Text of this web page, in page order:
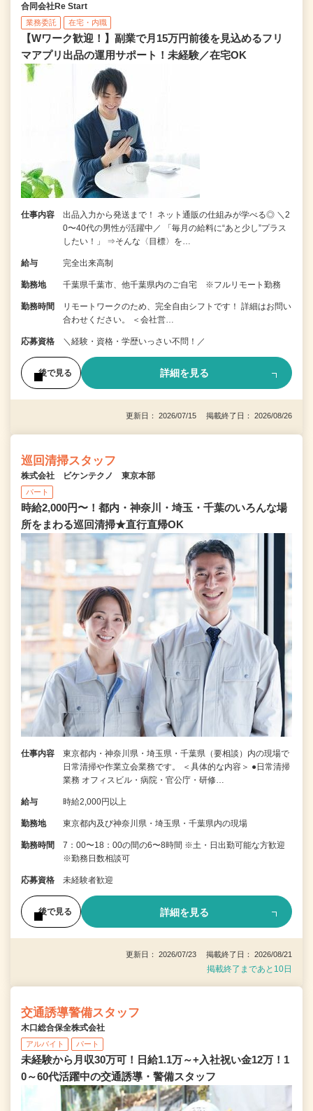
合同会社Re Start
業務委託 在宅・内職
【Wワーク歓迎！】副業で月15万円前後を見込めるフリ
マアプリ出品の運用サポート！未経験／在宅OK
仕事内容
出品入力から発送まで！ ネット通販の仕組みが学べる◎ ＼2
0〜40代の男性が活躍中／ 「毎月の給料に“あと少し”プラス
したい！」 ⇒そんな〈目標〉を…
給与 完全出来高制
勤務地 千葉県千葉市、他千葉県内のご自宅 ※フルリモート勤務
勤務時間
リモートワークのため、完全自由シフトです！ 詳細はお問い
合わせください。 ＜会社営…
応募資格 ＼経験・資格・学歴いっさい不問！／
後で見る 詳細を見る
更新日： 2026/07/15 掲載終了日： 2026/08/26
巡回清掃スタッフ
株式会社 ビケンテクノ 東京本部
パート
時給2,000円〜！都内・神奈川・埼玉・千葉のいろんな場
所をまわる巡回清掃★直行直帰OK
仕事内容
東京都内・神奈川県・埼玉県・千葉県（要相談）内の現場で
日常清掃や作業立会業務です。 ＜具体的な内容＞ ●日常清掃
業務 オフィスビル・病院・官公庁・研修…
給与 時給2,000円以上
勤務地 東京都内及び神奈川県・埼玉県・千葉県内の現場
勤務時間
7：00〜18：00の間の6〜8時間 ※土・日出勤可能な方歓迎
※勤務日数相談可
応募資格 未経験者歓迎
後で見る 詳細を見る
更新日： 2026/07/23 掲載終了日： 2026/08/21
掲載終了まであと10日
交通誘導警備スタッフ
木口総合保全株式会社
アルバイト パート
未経験から月収30万可！日給1.1万～+入社祝い金12万！1
0～60代活躍中の交通誘導・警備スタッフ